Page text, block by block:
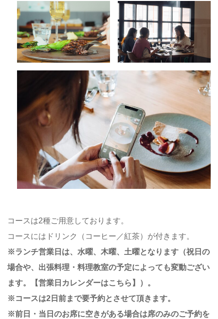
コースは2種ご用意しております。
コースにはドリンク（コーヒー／紅茶）が付きます。
※ランチ営業日は、水曜、木曜、土曜となります（祝日の
場合や、出張料理・料理教室の予定によっても変動ござい
ます。
【営業日カレンダーはこちら】
）。
※コースは2日前まで要予約とさせて頂きます。
※前日・当日のお席に空きがある場合は席のみのご予約を